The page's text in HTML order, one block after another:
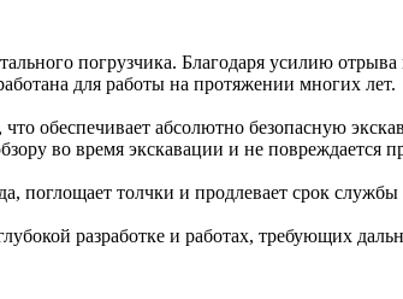
погрузчика. Благодаря усилию
для работы на протяжении многих лет.
обеспечивает абсолютно безопасную
во время экскавации и не повреждается
поглощает толчки и продлевает срок
разработке и работах, требующих